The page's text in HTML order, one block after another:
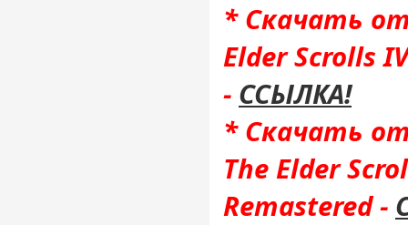
* Скачать
Elder Scrolls
- ССЫЛКА!
* Скачать
The Elder
Remastered -